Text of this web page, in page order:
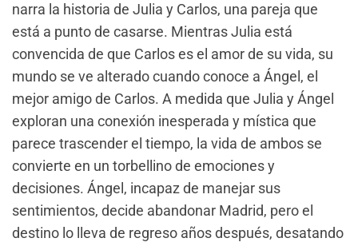
narra la historia de Julia y Carlos, una pareja que
está a punto de casarse. Mientras Julia está
convencida de que Carlos es el amor de su vida, su
mundo se ve alterado cuando conoce a Ángel, el
mejor amigo de Carlos. A medida que Julia y Ángel
exploran una conexión inesperada y mística que
parece trascender el tiempo, la vida de ambos se
convierte en un torbellino de emociones y
decisiones. Ángel, incapaz de manejar sus
sentimientos, decide abandonar Madrid, pero el
destino lo lleva de regreso años después, desatando